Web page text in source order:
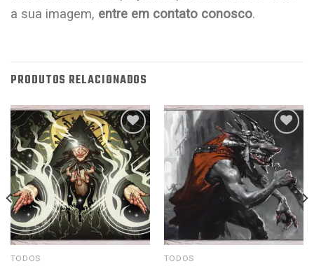
a sua imagem, entre em contato conosco.
PRODUTOS RELACIONADOS
Favoritar
TODOS
Favoritar
TODOS